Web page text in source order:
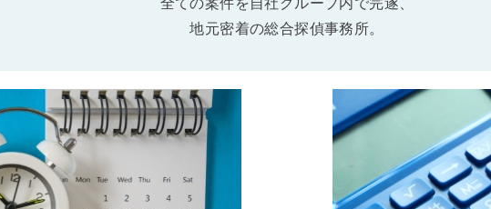
地元密着の総合探偵事務所。